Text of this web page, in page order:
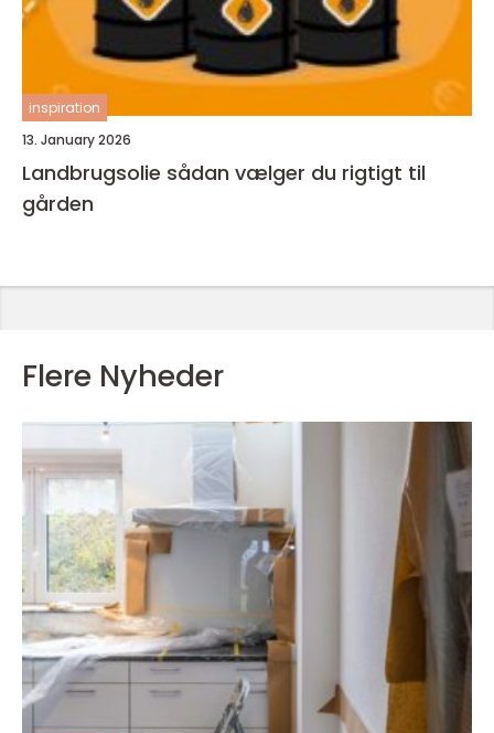
inspiration
13. January 2026
Landbrugsolie sådan vælger du rigtigt til
gården
Flere Nyheder